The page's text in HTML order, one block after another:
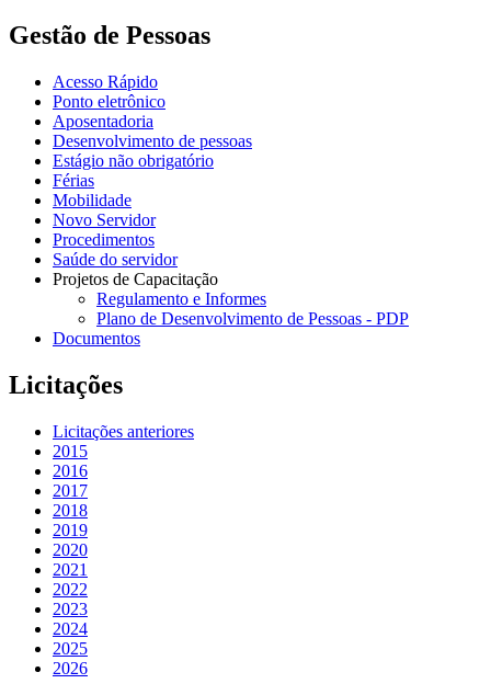
Gestão de Pessoas
Acesso Rápido
Ponto eletrônico
Aposentadoria
Desenvolvimento de pessoas
Estágio não obrigatório
Férias
Mobilidade
Novo Servidor
Procedimentos
Saúde do servidor
Projetos de Capacitação
Regulamento e Informes
Plano de Desenvolvimento de Pessoas - PDP
Documentos
Licitações
Licitações anteriores
2015
2016
2017
2018
2019
2020
2021
2022
2023
2024
2025
2026